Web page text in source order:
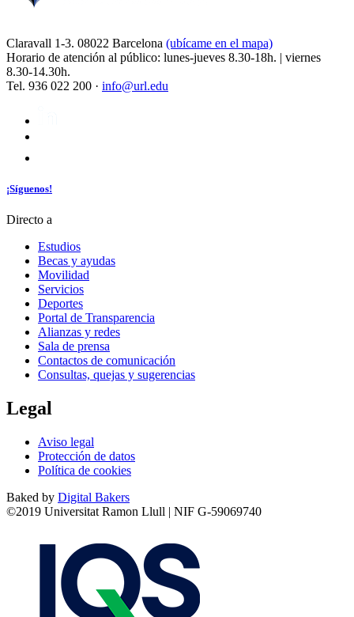
Claravall 1-3. 08022 Barcelona (ubícame en el mapa)
Horario de atención al público: lunes-jueves 8.30-18h. | viernes
8.30-14.30h.
Tel. 936 022 200 · info@url.edu
¡Síguenos!
Directo a
Estudios
Becas y ayudas
Movilidad
Servicios
Deportes
Portal de Transparencia
Alianzas y redes
Sala de prensa
Contactos de comunicación
Consultas, quejas y sugerencias
Legal
Aviso legal
Protección de datos
Política de cookies
Baked by Digital Bakers
©2019 Universitat Ramon Llull | NIF G-59069740